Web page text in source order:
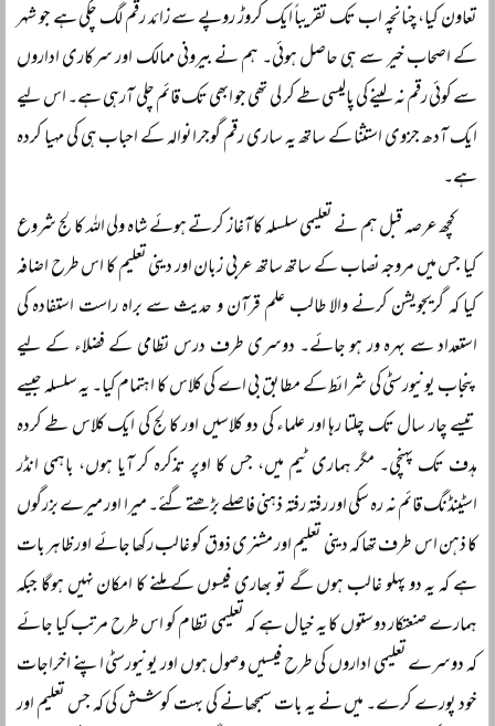
تعاون کیا، چنانچہ اب تک تقریباً ایک کروڑ روپے سے زائد رقم لگ چکی ہے جو شہر
کے اصحاب خیر سے ہی حاصل ہوئی۔ ہم نے بیرونی ممالک اور سرکاری اداروں
سے کوئی رقم نہ لینے کی پالیسی طے کر لی تھی جو ابھی تک قائم چلی آرہی ہے۔ اس لیے
ایک آدھ جزوی استثنا کے ساتھ یہ ساری رقم گوجرانوالہ کے احباب ہی کی مہیا کردہ
ہے۔
کچھ عرصہ قبل ہم نے تعلیمی سلسلہ کا آغاز کرتے ہوئے شاہ ولی اللہ کالج شروع
کیا جس میں مروجہ نصاب کے ساتھ ساتھ عربی زبان اور دینی تعلیم کا اس طرح اضافہ
کیا کہ گریجویشن کرنے والا طالب علم قرآن و حدیث سے براہ راست استفادہ کی
استعداد سے بہرہ ور ہو جائے۔ دوسری طرف درس نظامی کے فضلاء کے لیے
پنجاب یونیورسٹی کی شرائط کے مطابق بی اے کی کلاس کا اہتمام کیا۔ یہ سلسلہ جیسے
تیسے چار سال تک چلتا رہا اور علماء کی دو کلاسیں اور کالج کی ایک کلاس طے کردہ
ہدف تک پہنچی۔ مگر ہماری ٹیم میں، جس کا اوپر تذکرہ کر آیا ہوں، باہمی انڈر
اسٹینڈنگ قائم نہ رہ سکی اور رفتہ رفتہ ذہنی فاصلے بڑھتے گئے۔ میرا اور میرے بزرگوں
کا ذہن اس طرف تھا کہ دینی تعلیم اور مشنری ذوق کو غالب رکھا جائے اور ظاہر بات
ہے کہ یہ دو پہلو غالب ہوں گے تو بھاری فیسوں کے ملنے کا امکان نہیں ہوگا جبکہ
ہمارے صنعتکار دوستوں کا یہ خیال ہے کہ تعلیمی نظام کو اس طرح مرتب کیا جائے
کہ دوسرے تعلیمی اداروں کی طرح فیسیں وصول ہوں اور یونیورسٹی اپنے اخراجات
خود پورے کرے۔ میں نے یہ بات سمجھانے کی بہت کوشش کی کہ جس تعلیم اور